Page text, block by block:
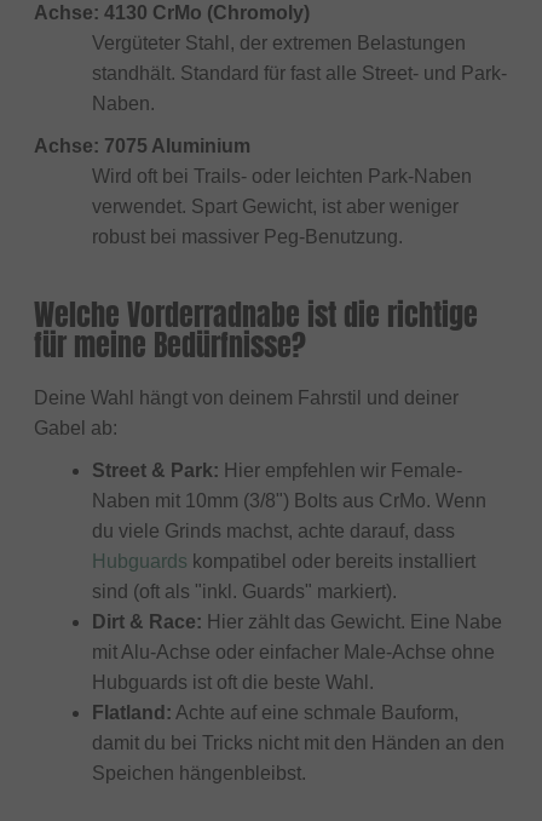
Achse: 4130 CrMo (Chromoly)
Vergüteter Stahl, der extremen Belastungen
standhält. Standard für fast alle Street- und Park-
Naben.
Achse: 7075 Aluminium
Wird oft bei Trails- oder leichten Park-Naben
verwendet. Spart Gewicht, ist aber weniger
robust bei massiver Peg-Benutzung.
Welche Vorderradnabe ist die richtige
für meine Bedürfnisse?
Deine Wahl hängt von deinem Fahrstil und deiner
Gabel ab:
Street & Park: Hier empfehlen wir Female-
Naben mit 10mm (3/8") Bolts aus CrMo. Wenn
du viele Grinds machst, achte darauf, dass
Hubguards kompatibel oder bereits installiert
sind (oft als "inkl. Guards" markiert).
Dirt & Race: Hier zählt das Gewicht. Eine Nabe
mit Alu-Achse oder einfacher Male-Achse ohne
Hubguards ist oft die beste Wahl.
Flatland: Achte auf eine schmale Bauform,
damit du bei Tricks nicht mit den Händen an den
Speichen hängenbleibst.